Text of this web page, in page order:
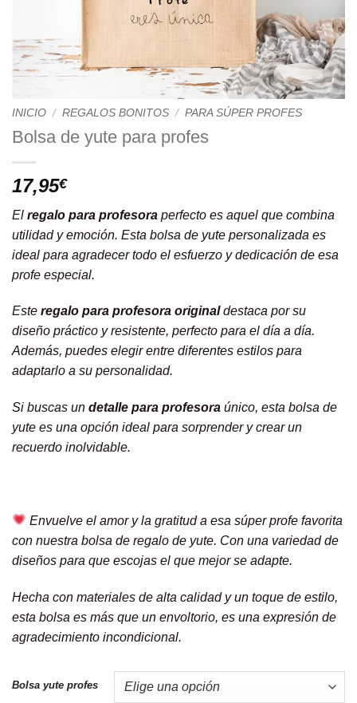
INICIO / REGALOS BONITOS / PARA SÚPER PROFES
Bolsa de yute para profes
17,95€
El regalo para profesora perfecto es aquel que combina
utilidad y emoción. Esta bolsa de yute personalizada es
ideal para agradecer todo el esfuerzo y dedicación de esa
profe especial.
Este regalo para profesora originaldestaca por su
diseño práctico y resistente, perfecto para el día a día.
Además, puedes elegir entre diferentes estilos para
adaptarlo a su personalidad.
Si buscas un detalle para profesora único, esta bolsa de
yute es una opción ideal para sorprender y crear un
recuerdo inolvidable.
Envuelve el amor y la gratitud a esa súper profe favorita
con nuestra bolsa de regalo de yute. Con una variedad de
diseños para que escojas el que mejor se adapte.
Hecha con materiales de alta calidad y un toque de estilo,
esta bolsa es más que un envoltorio, es una expresión de
agradecimiento incondicional.
Bolsa yute profes